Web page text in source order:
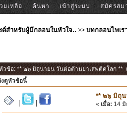
ยเหลือ ค้นหา เข้าสู่ระบบ สมัครสม
ต์สำหรับผู้มีกลอนในหัวใจ.. >>บทกลอนไพเร
วข้อ: ** ๒๖ มิถุนายน วันต่อต้านยาเสพติดโลก **
งดูหัวข้อนี้
** ๒๖ มิถุน
« เมื่อ: 14